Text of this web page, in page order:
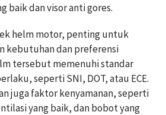
baik dan visor anti gores.
helm motor, penting untuk
kebutuhan dan preferensi
tersebut memenuhi standar
seperti SNI, DOT, atau ECE.
juga faktor kenyamanan, seperti
yang baik, dan bobot yang